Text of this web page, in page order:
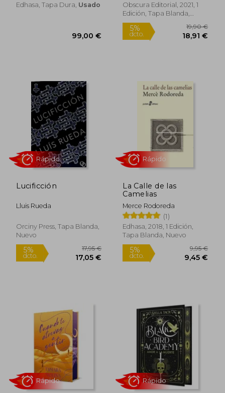
5%
dcto. dcto.
Edhasa, Tapa Dura, Usado
Obscura Editorial, 2021, 1
Edición, Tapa Blanda,
Nuevo
5%
dcto.
Rápido
Lucificción
Lluis Rueda
Orciny Press, Tapa Blanda,
Nuevo
La Calle de las
Camelias
Merce Rodoreda
(1)
Edhasa, 2018, 1 Edición,
Tapa Blanda, Nuevo